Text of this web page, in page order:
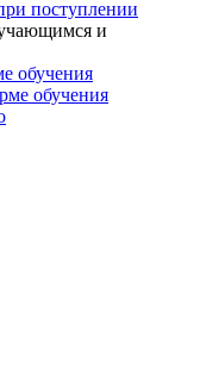
поступлении
и
обучения
обучения